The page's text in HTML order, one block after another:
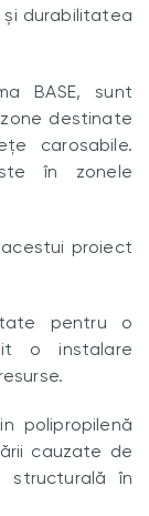
durabilitatea
BASE, sunt
destinate
carosabile.
în zonele
proiect
pentru o
o instalare
polipropilenă
cauzate de
structurală în